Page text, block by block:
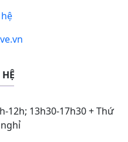
12h; 13h30-17h30 + Thứ